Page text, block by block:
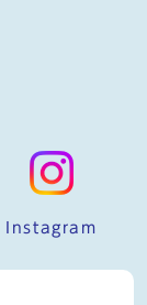
Instagram